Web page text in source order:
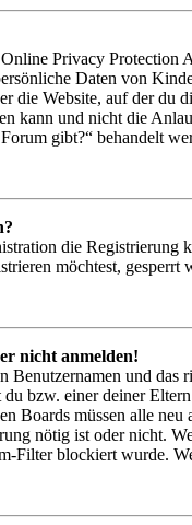
Privacy
Daten von
die Website, auf der du
kann und nicht die
gibt?“ behandelt
die Registrierung
möchtest,
nicht anmelden!
Benutzernamen und das
du bzw. einer deiner
Boards müssen alle
nötig ist oder nicht.
Filter blockiert wurde.